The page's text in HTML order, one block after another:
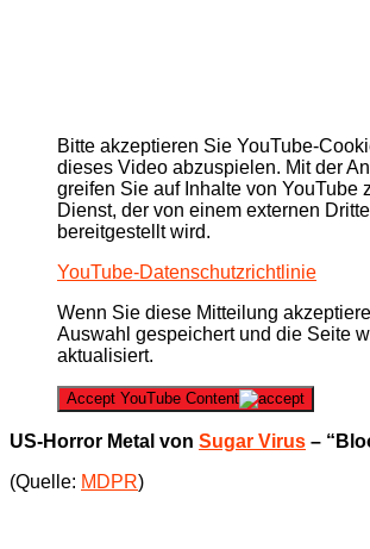
Bitte akzeptieren Sie YouTube-
dieses Video abzuspielen. Mit der
greifen Sie auf Inhalte von YouTube
Dienst, der von einem externen
bereitgestellt wird.
YouTube-Datenschutzrichtlinie
Wenn Sie diese Mitteilung
Auswahl gespeichert und die Seite
aktualisiert.
Accept YouTube Content
US-Horror Metal von Sugar Virus –
(Quelle: MDPR)